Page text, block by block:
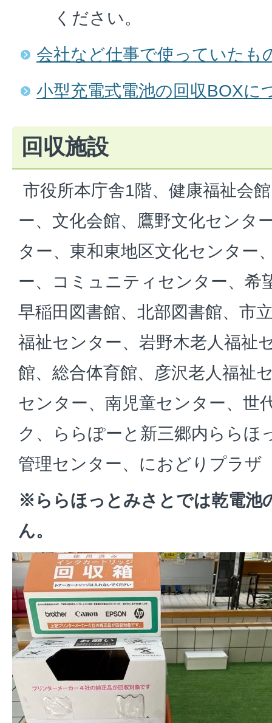
ください。
会社など仕事で使っていたも
小型充電式電池の回収BOXに
回収施設
市役所本庁舎1階、健康福祉会
ー、文化会館、鷹野文化センタ
ター、東和東地区文化センター
ー、コミュニティセンター、希
早稲田図書館、北部図書館、市
福祉センター、岩野木老人福祉
館、総合体育館、彦沢老人福祉
センター、南児童センター、世
ク、ららぽーと新三郷内ららほ
管理センター、におどりプラザ
※ららほっとみさとでは乾電池
ん。